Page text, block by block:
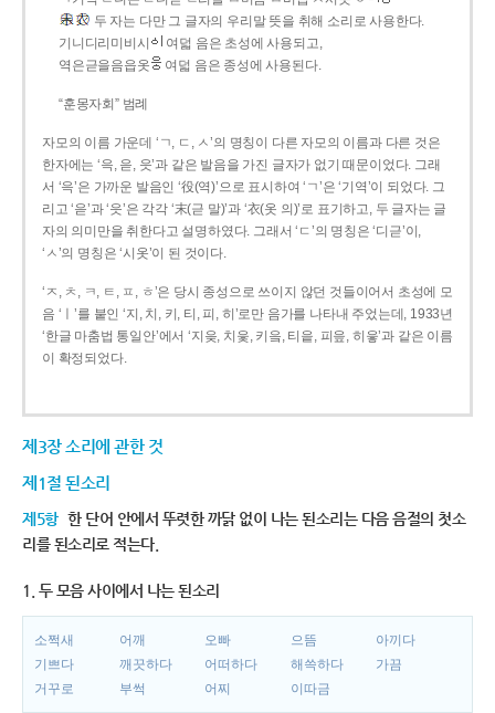
두 자는 다만 그 글자의 우리말 뜻을 취해 소리로 사용한다.
기니디리미비시
여덟 음은 초성에 사용되고,
역은귿을음읍옷
여덟 음은 종성에 사용된다.
“훈몽자회” 범례
자모의 이름 가운데 ‘ㄱ, ㄷ, ㅅ’의 명칭이 다른 자모의 이름과 다른 것은
한자에는 ‘윽, 읃, 읏’과 같은 발음을 가진 글자가 없기 때문이었다. 그래
서 ‘윽’은 가까운 발음인 ‘役(역)’으로 표시하여 ‘ㄱ’은 ‘기역’이 되었다. 그
리고 ‘읃’과 ‘읏’은 각각 ‘末(귿 말)’과 ‘衣(옷 의)’로 표기하고, 두 글자는 글
자의 의미만을 취한다고 설명하였다. 그래서 ‘ㄷ’의 명칭은 ‘디귿’이,
‘ㅅ’의 명칭은 ‘시옷’이 된 것이다.
‘ㅈ, ㅊ, ㅋ, ㅌ, ㅍ, ㅎ’은 당시 종성으로 쓰이지 않던 것들이어서 초성에 모
음 ‘ㅣ’를 붙인 ‘지, 치, 키, 티, 피, 히’로만 음가를 나타내 주었는데, 1933년
‘한글 마춤법 통일안’에서 ‘지읒, 치읓, 키읔, 티읕, 피읖, 히읗’과 같은 이름
이 확정되었다.
제3장 소리에 관한 것
제1절 된소리
제5항 한 단어 안에서 뚜렷한 까닭 없이 나는 된소리는 다음 음절의 첫소
리를 된소리로 적는다.
1. 두 모음 사이에서 나는 된소리
소쩍새 어깨 오빠 으뜸
아끼다
기쁘다
깨끗하다 어떠하다 해쓱하다
가끔
거꾸로
부썩 어찌 이따금